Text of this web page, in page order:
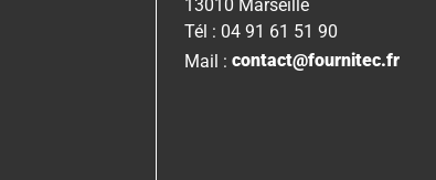
13010 Marseille
Tél : 04 91 61 51 90
Mail : contact@fournitec.fr